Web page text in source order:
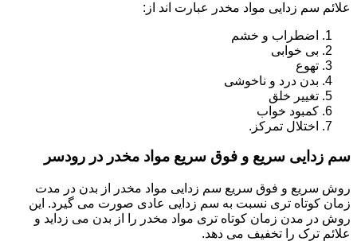
علائم سم زدایی مواد مخدر عبارت اند از:
اضطراب و خشم
بی خوابی
تهوع
بدن درد و ناخوشی
تغییر خلق
کمبود خواب
اختلال تمرکز.
سم زدایی سریع و فوق سریع مواد مخدر در رودسر
روش سریع و فوق سریع سم زدایی مواد مخدر از بدن در مدت
زمان کوتاه تری نسبت به سم زدایی عادی صورت می گیرد. این
روش در مدن زمان کوتاه تری مواد مخدر را از بدن می زداید و
علائم ترک را تخفیف می دهد.